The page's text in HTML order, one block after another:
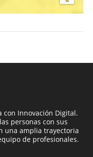
con Innovación Digital.
personas con sus
una amplia trayectoria
de profesionales.